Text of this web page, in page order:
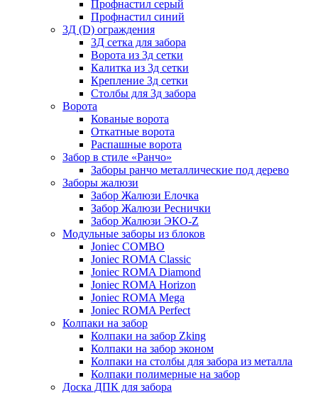
Профнастил серый
Профнастил синий
3Д (D) ограждения
3Д сетка для забора
Ворота из 3д сетки
Калитка из 3д сетки
Крепление 3д сетки
Столбы для 3д забора
Ворота
Кованые ворота
Откатные ворота
Распашные ворота
Забор в стиле «Ранчо»
Заборы ранчо металлические под дерево
Заборы жалюзи
Забор Жалюзи Елочка
Забор Жалюзи Реснички
Забор Жалюзи ЭКО-Z
Модульные заборы из блоков
Joniec COMBO
Joniec ROMA Classic
Joniec ROMA Diamond
Joniec ROMA Horizon
Joniec ROMA Mega
Joniec ROMA Perfect
Колпаки на забор
Колпаки на забор Zking
Колпаки на забор эконом
Колпаки на столбы для забора из металла
Колпаки полимерные на забор
Доска ДПК для забора